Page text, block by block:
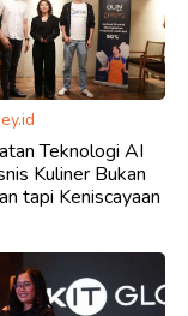
Teknologi AI
Kuliner Bukan
tapi Keniscayaan